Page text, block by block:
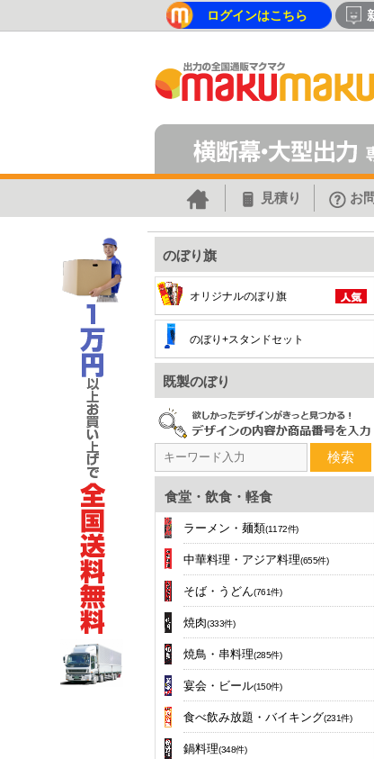
ログインはこちら
見積り お
のぼり旗
オリジナルのぼり旗
のぼり+スタンドセット
既製のぼり
検索
食堂・飲食・軽食
ラーメン・麺類(1172件)
中華料理・アジア料理(655件)
そば・うどん(761件)
焼肉(333件)
焼鳥・串料理(285件)
宴会・ビール(150件)
食べ飲み放題・バイキング(231件)
鍋料理(348件)